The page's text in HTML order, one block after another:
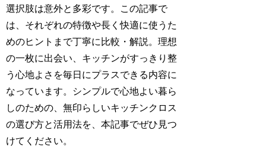
選択肢は意外と多彩です。この記事で
は、それぞれの特徴や長く快適に使うた
めのヒントまで丁寧に比較・解説。理想
の一枚に出会い、キッチンがすっきり整
う心地よさを毎日にプラスできる内容に
なっています。シンプルで心地よい暮ら
しのための、無印らしいキッチンクロス
の選び方と活用法を、本記事でぜひ見つ
けてください。